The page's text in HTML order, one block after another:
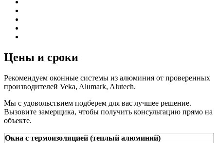
Цены и сроки
Рекомендуем оконные системы из алюминия от проверенных
производителей Veka, Alumark, Alutech.
Мы с удовольствием подберем для вас лучшее решение.
Вызовите замерщика, чтобы получить консультацию прямо на
объекте.
Окна с термоизоляцией (теплый алюминий)